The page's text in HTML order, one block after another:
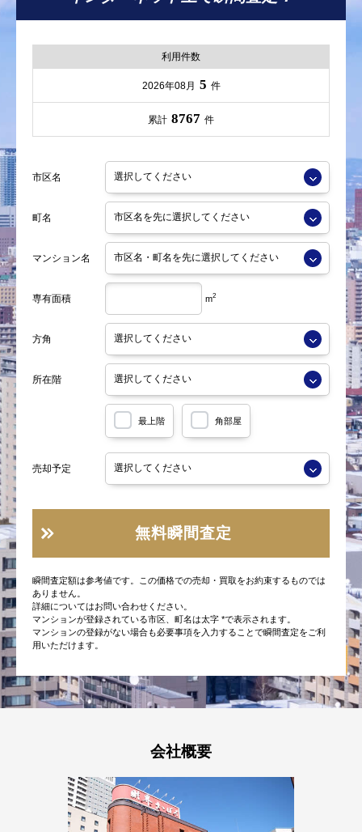
利用件数
2026年08月 5 件
累計 8767 件
市区名
町名
マンション名
専有面積 m2
方角
所在階
最上階 角部屋
売却予定
無料瞬間査定
瞬間査定額は参考値です。この価格での売却・買取をお約束するものでは
ありません。
詳細についてはお問い合わせください。
マンションが登録されている市区、町名は太字 *で表示されます。
マンションの登録がない場合も必要事項を入力することで瞬間査定をご利
用いただけます。
会社概要